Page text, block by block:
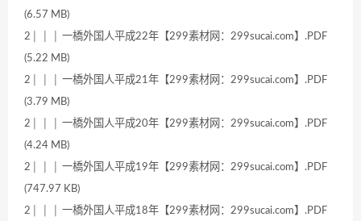
(6.57 MB)
2│ │ │ 一橋外国人平成22年【299素材网：299sucai.com】.PDF
(5.22 MB)
2│ │ │ 一橋外国人平成21年【299素材网：299sucai.com】.PDF
(3.79 MB)
2│ │ │ 一橋外国人平成20年【299素材网：299sucai.com】.PDF
(4.24 MB)
2│ │ │ 一橋外国人平成19年【299素材网：299sucai.com】.PDF
(747.97 KB)
2│ │ │ 一橋外国人平成18年【299素材网：299sucai.com】.PDF